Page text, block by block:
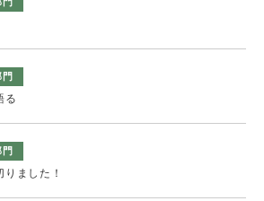
門
る
門
ました！